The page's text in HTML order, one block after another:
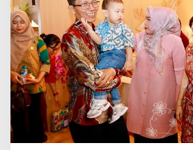
e
r
s
a
m
k
i
l